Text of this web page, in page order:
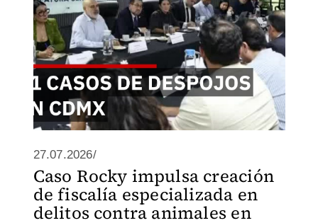
27.07.2026/
Caso Rocky impulsa creación
de fiscalía especializada en
delitos contra animales en